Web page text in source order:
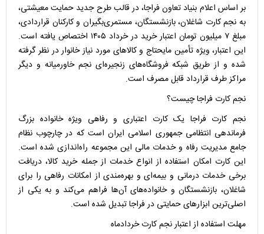
بر اساس اعلام بنیاد تعاون فراجا، در قالب طرح جدید حمایت معیشتی،
به نجم کارت شاغلان، بازنشستگان، مستمری‌بگیران و کارکنان قراردادی،
مبلغ ۷ میلیون تومان اعتبار خرید در خرداد ۱۴۰۵ اختصاص یافته است.
این اعتبار، ویژه تأمین مایحتاج و کالاهای مورد نیاز خانوار در نظر گرفته
شده و از طریق شبکه فروشگاه‌های زنجیره‌ای نجم خاورمیانه و دیگر
مراکز طرف قرارداد قابل مصرف است.
نجم کارت فراجا چیست؟
نجم کارت فراجا یک کارت اعتباری و رفاهی ویژه خانواده بزرگ
فرماندهی انتظامی جمهوری اسلامی ایران است که در چارچوب نظام
جامع مدیریت رفاه و خدمات مالی این مجموعه راه‌اندازی شده است.
این کارت امکان استفاده از انواع خدمات از جمله خرید کالا، دریافت
برخی خدمات درمانی و بیمه‌ای و بهره‌مندی از امکانات رفاهی را برای
شاغلان، بازنشستگان و خانواده‌های آن‌ها فراهم می‌کند و به یکی از
اصلی‌ترین ابزارهای حمایتی در فراجا تبدیل شده است.
مهلت استفاده از اعتبار نجم کارت خردادماه